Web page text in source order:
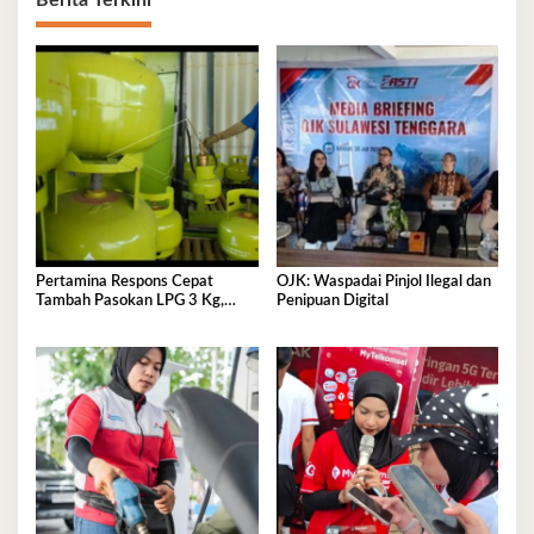
Pertamina Respons Cepat
Tambah Pasokan LPG 3 Kg,
OJK: Waspadai Pinjol Ilegal dan
Penipuan Digital